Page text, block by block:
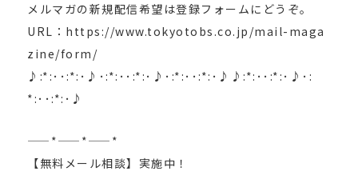
メルマガの新規配信希望は登録フォームにどうぞ。
URL：https://www.tokyotobs.co.jp/mail-maga
zine/form/
♪:*:･･:*:･♪･:*:･･:*:･♪･:*:･･:*:･♪♪:*:･･:*:･♪･:
*:･･:*:･♪
——*——*——*
【無料メール相談】実施中！